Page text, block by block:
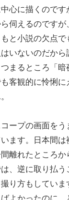
心に描くので
伺えるのです
と小説の欠点
いないのだか
まるところ「
客観的に怜悧
ープの画面を
ます。日本間
離れたところ
、逆に取り払
り方もしてい